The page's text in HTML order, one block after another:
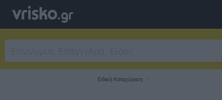
Ειδική Καταχώριση